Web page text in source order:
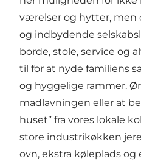
værelser og hytter, men
og indbydende
borde, stole, service og
til for at nyde familiens
og hyggelige rammer.
madlavningen eller at
huset” fra vores lokale
store industrikøkken
ovn, ekstra køleplads